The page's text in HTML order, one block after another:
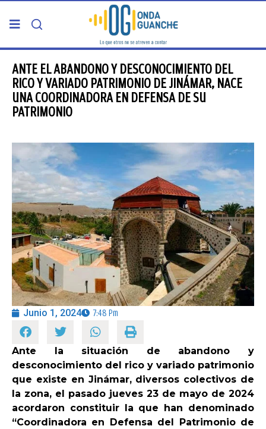
PORTADA
TELDE
CANARIAS
5ª COLUMNA
CARTAS DEL DIRECTOR
ENTREVISTAS
OPINIÓN
PROGRAMAS
ANTE EL ABANDONO Y DESCONOCIMIENTO DEL
RICO Y VARIADO PATRIMONIO DE JINÁMAR, NACE
UNA COORDINADORA EN DEFENSA DE SU
PATRIMONIO
Junio 1, 2024 7:48 Pm
Ante la situación de abandono y
desconocimiento del rico y variado patrimonio
que existe en Jinámar, diversos colectivos de
la zona, el pasado jueves 23 de mayo de 2024
acordaron constituir la que han denominado
“Coordinadora en Defensa del Patrimonio de